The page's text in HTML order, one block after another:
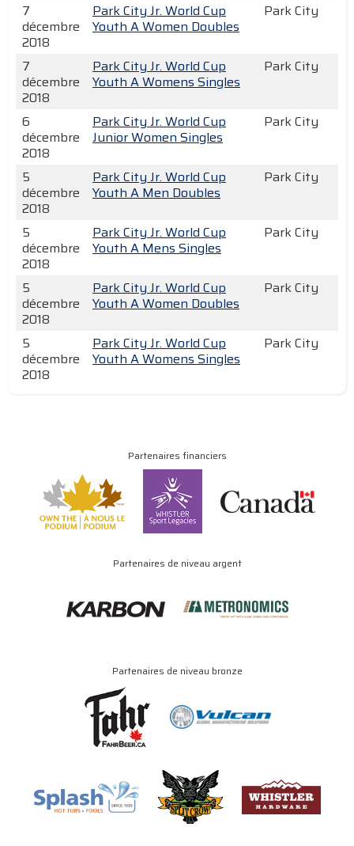
7
décembre
2018
Park City Jr. World Cup
Youth A Women Doubles
Park City
7
décembre
2018
Park City Jr. World Cup
Youth A Womens Singles
Park City
6
décembre
2018
Park City Jr. World Cup
Junior Women Singles
Park City
5
décembre
2018
Park City Jr. World Cup
Youth A Men Doubles
Park City
5
décembre
2018
Park City Jr. World Cup
Youth A Mens Singles
Park City
5
décembre
2018
Park City Jr. World Cup
Youth A Women Doubles
Park City
5
décembre
2018
Park City Jr. World Cup
Youth A Womens Singles
Park City
Partenaires financiers
Partenaires de niveau argent
Partenaires de niveau bronze